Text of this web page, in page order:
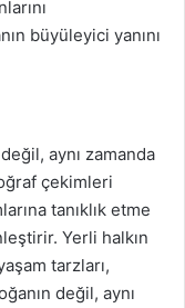
büyüleyici yanını
aynı zamanda
çekimleri
tanıklık etme
Yerli halkın
tarzları,
değil, aynı